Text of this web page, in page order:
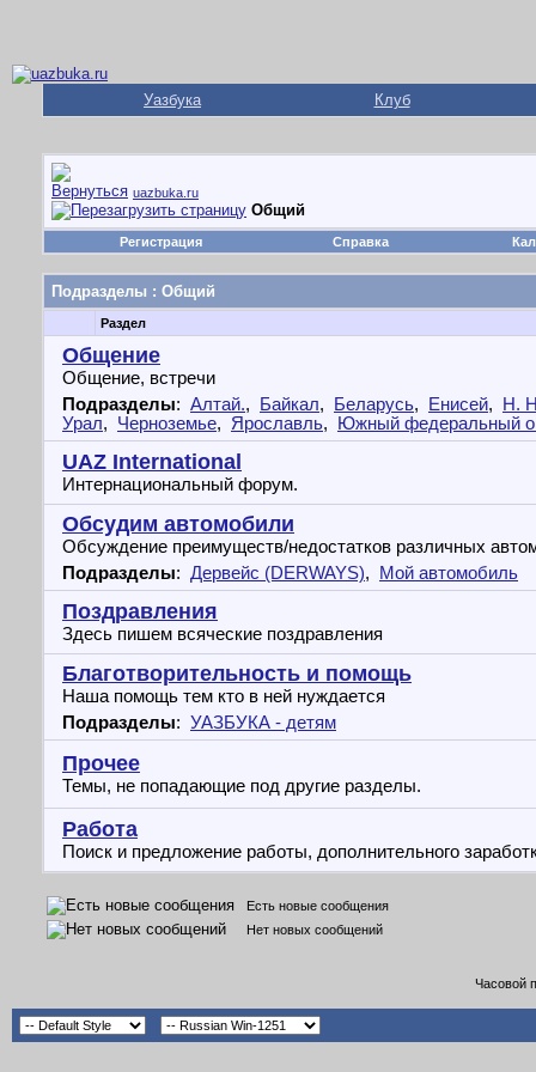
Уазбука Клуб
uazbuka.ru
Общий
Регистрация Справка
Подразделы : Общий
Раздел
Общение
Общение, встречи
Подразделы: Алтай., Байкал, Беларусь, Енисей,
Н.
Урал, Черноземье, Ярославль, Южный федеральный
UAZ International
Интернациональный форум.
Обсудим автомобили
Обсуждение преимуществ/недостатков различных
Подразделы: Дервейс (DERWAYS), Мой автомобиль
Поздравления
Здесь пишем всяческие поздравления
Благотворительность и помощь
Наша помощь тем кто в ней нуждается
Подразделы: УАЗБУКА - детям
Прочее
Темы, не попадающие под другие разделы.
Работа
Поиск и предложение работы, дополнительного
Есть новые сообщения
Нет новых сообщений
Часовой